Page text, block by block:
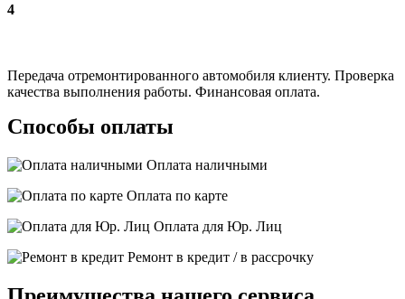
4
Передача отремонтированного автомобиля клиенту. Проверка
качества выполнения работы. Финансовая оплата.
Способы оплаты
Оплата наличными
Оплата по карте
Оплата для Юр. Лиц
Ремонт в кредит / в рассрочку